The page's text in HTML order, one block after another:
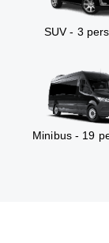
SUV - 3
Minibus - 19